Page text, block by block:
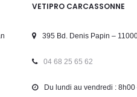
VETIPRO CARCASSONNE
395 Bd. Denis Papin –
04 68 25 65 62
Du lundi au vendredi : 8h00